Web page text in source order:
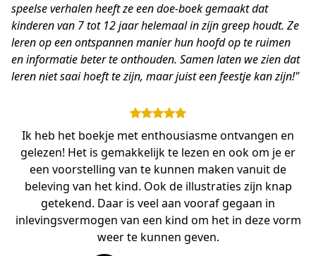
speelse verhalen heeft ze een doe-boek gemaakt dat
kinderen van 7 tot 12 jaar helemaal in zijn greep houdt. Ze
leren op een ontspannen manier hun hoofd op te ruimen
en informatie beter te onthouden. Samen laten we zien dat
leren niet saai hoeft te zijn, maar juist een feestje kan zijn!"
Ik heb het boekje met enthousiasme ontvangen en
gelezen! Het is gemakkelijk te lezen en ook om je er
een voorstelling van te kunnen maken vanuit de
beleving van het kind. Ook de illustraties zijn knap
getekend. Daar is veel aan vooraf gegaan in
inlevingsvermogen van een kind om het in deze vorm
weer te kunnen geven.